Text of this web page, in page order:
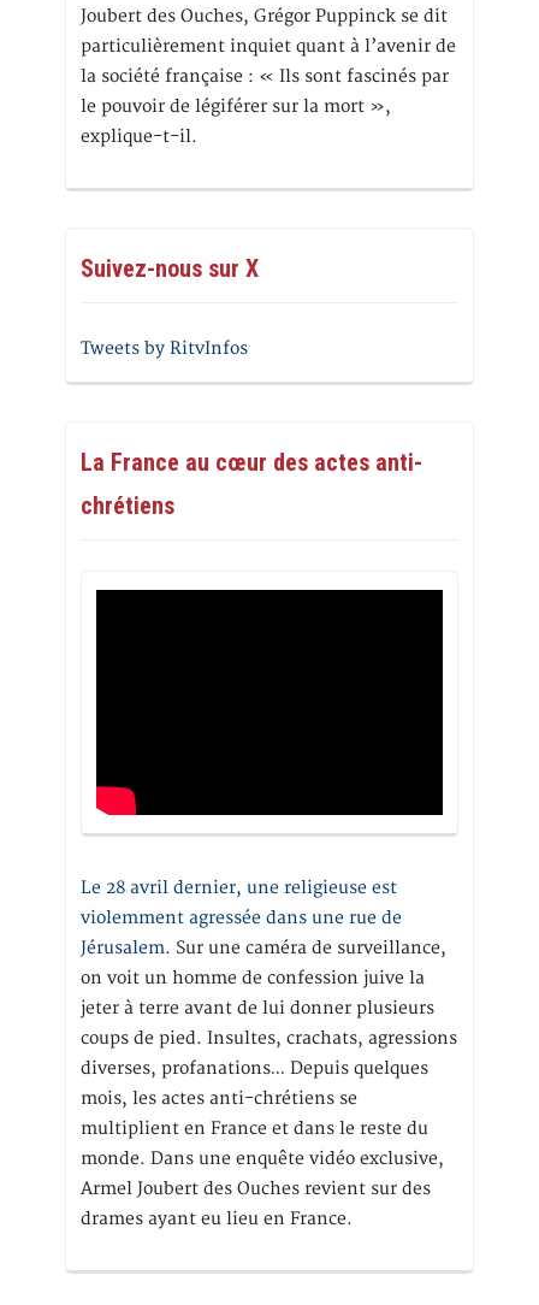
Joubert des Ouches, Grégor Puppinck se dit
particulièrement inquiet quant à l’avenir de
la société française : « Ils sont fascinés par
le pouvoir de légiférer sur la mort »,
explique-t-il.
Suivez-nous sur X
Tweets by RitvInfos
La France au cœur des actes anti-
chrétiens
Le 28 avril dernier, une religieuse est
violemment agressée dans une rue de
Jérusalem. Sur une caméra de surveillance,
on voit un homme de confession juive la
jeter à terre avant de lui donner plusieurs
coups de pied. Insultes, crachats, agressions
diverses, profanations… Depuis quelques
mois, les actes anti-chrétiens se
multiplient en France et dans le reste du
monde. Dans une enquête vidéo exclusive,
Armel Joubert des Ouches revient sur des
drames ayant eu lieu en France.